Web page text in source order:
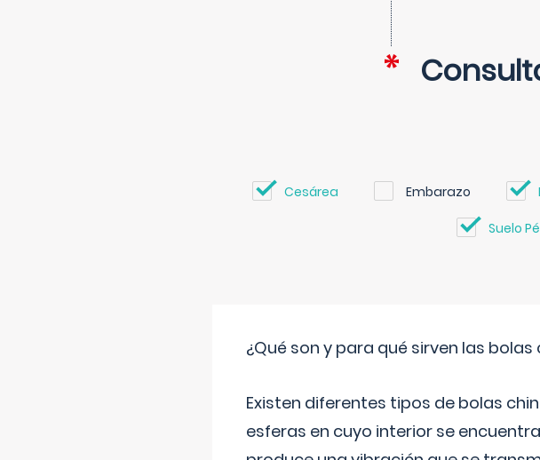
Cesárea Embarazo
Suelo
¿Qué son y para qué sirven las bolas
Existen diferentes tipos de bolas
esferas en cuyo interior se